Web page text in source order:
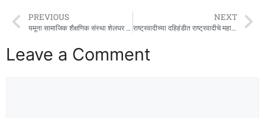
PREVIOUS
यमूना सामाजिक शैक्षणिक संस्था शेलघर व रायगड जिल्हा काँग्रेस कमिटीतर्फे उलवे येथे दहिहंडी उत्साहात साजरी
NEXT
राष्ट्रवादीच्या दहिहंडीत राष्ट्रवादीचे महाराष्ट्र प्रदेश सरचिटणीस प्रशांत पाटील यांचा बेभान डान्स
Leave a Comment